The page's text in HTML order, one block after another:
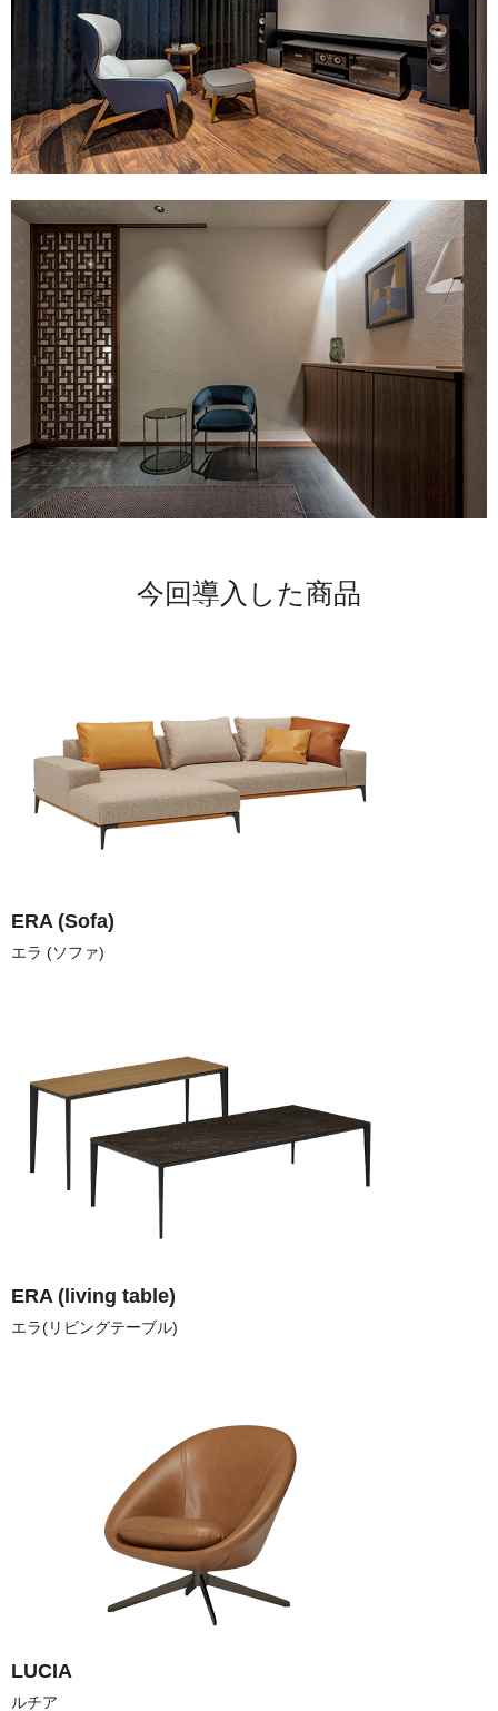
今回導入した商品
ERA (Sofa)
ERA (living table)
LUCIA